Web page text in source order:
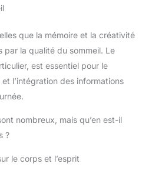
que la mémoire et la créativité
par la qualité du sommeil. Le
est essentiel pour le
l’intégration des informations
nombreux, mais qu’en est-il
?
le corps et l’esprit